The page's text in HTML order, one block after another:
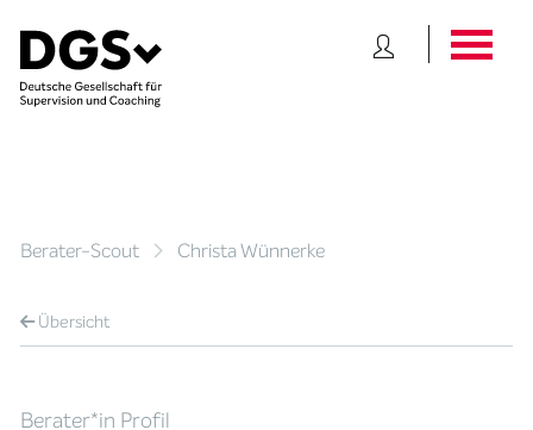
Berater-Scout Christa Wünnerke
Übersicht
Berater*in Profil